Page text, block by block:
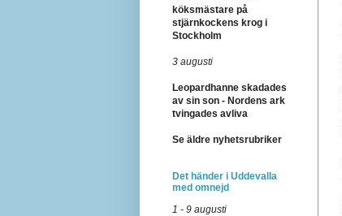
köksmästare på
stjärnkockens krog i
Stockholm
3 augusti
Leopardhanne skadades
av sin son - Nordens ark
tvingades avliva
Se äldre nyhetsrubriker
Det händer i Uddevalla
med omnejd
1 - 9 augusti